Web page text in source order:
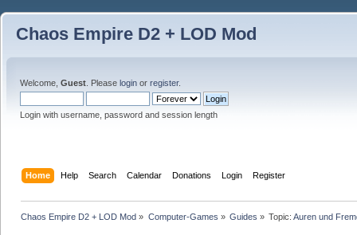
Chaos Empire D2 + LOD Mod
Welcome, Guest . Please login or register.
Login with username, password and session length
Home Help Search Calendar Donations Login Register
Chaos Empire D2 + LOD Mod » Computer-Games » Guides » Topic:Auren und